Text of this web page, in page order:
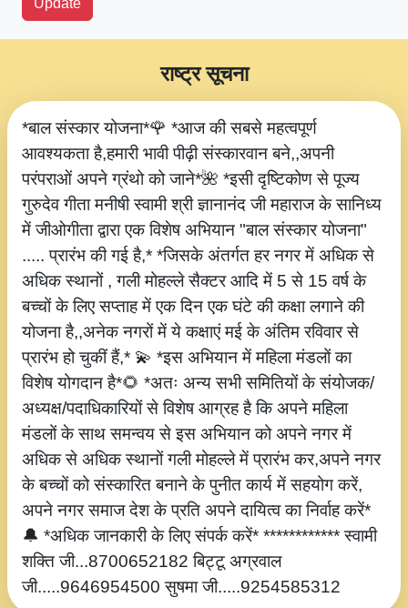
*बाल संस्कार योजना*🌹 *आज की सबसे महत्वपूर्ण
आवश्यकता है,हमारी भावी पीढ़ी संस्कारवान बने,,अपनी
परंपराओं अपने ग्रंथो को जाने*🌺 *इसी दृष्टिकोण से पूज्य
गुरुदेव गीता मनीषी स्वामी श्री ज्ञानानंद जी महाराज के सानिध्य
में जीओगीता द्वारा एक विशेष अभियान "बाल संस्कार योजना"
..... प्रारंभ की गई है,* *जिसके अंतर्गत हर नगर में अधिक से
अधिक स्थानों , गली मोहल्ले सैक्टर आदि में 5 से 15 वर्ष के
बच्चों के लिए सप्ताह में एक दिन एक घंटे की कक्षा लगाने की
योजना है,,अनेक नगरों में ये कक्षाएं मई के अंतिम रविवार से
प्रारंभ हो चुकीं हैं,* 💫 *इस अभियान में महिला मंडलों का
विशेष योगदान है*🌻 *अतः अन्य सभी समितियों के संयोजक/
अध्यक्ष/पदाधिकारियों से विशेष आग्रह है कि अपने महिला
मंडलों के साथ समन्वय से इस अभियान को अपने नगर में
अधिक से अधिक स्थानों गली मोहल्ले में प्रारंभ कर,अपने नगर
के बच्चों को संस्कारित बनाने के पुनीत कार्य में सहयोग करें,
अपने नगर समाज देश के प्रति अपने दायित्व का निर्वाह करें*
🔔 *अधिक जानकारी के लिए संपर्क करें* ************ स्वामी
शक्ति जी...8700652182 बिट्टू अग्रवाल
जी.....9646954500 सुषमा जी.....9254585312
राष्ट्र सूचना